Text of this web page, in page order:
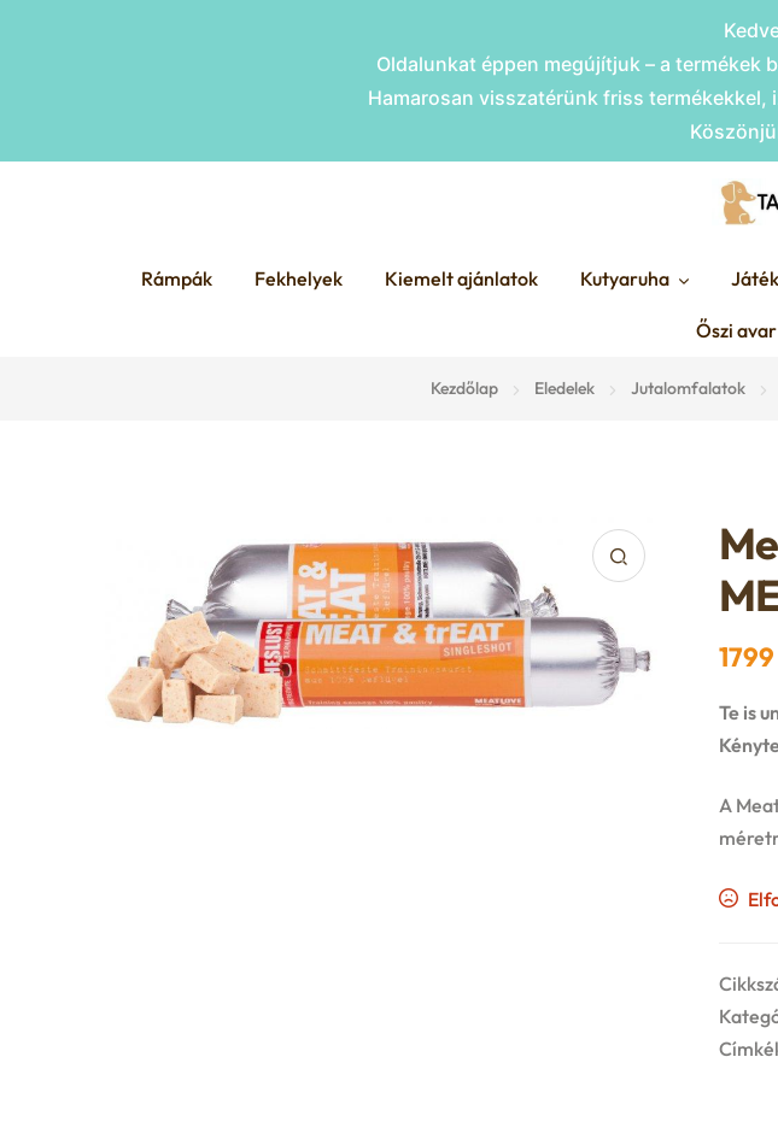
Oldalunkat éppen megújítjuk – a termékek
Hamarosan visszatérünk friss
navigation
contentRámpák Fekhelyek Kiemelt ajánlatok Kutyaruha Játék
Őszi
Kezdőlap Eledelek Jutalomfalatok
1799
Te is
A